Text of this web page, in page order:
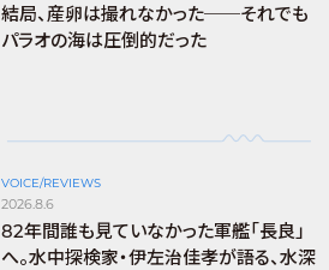
結局、産卵は撮れなかった──それでも
パラオの海は圧倒的だった
VOICE/REVIEWS
2026.8.6
82年間誰も見ていなかった軍艦「長良」
へ。水中探検家・伊左治佳孝が語る、水深